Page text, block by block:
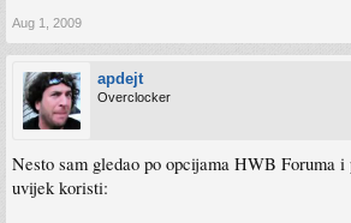
Aug 1, 2009
apdejt
Overclocker
Nesto sam gledao po opcijama HWB Foruma
uvijek koristi: